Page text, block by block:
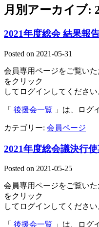
月別アーカイブ:
2021年度総会 結果報
Posted on 2021-05-31
会員専用ページをご覧いた
をクリック
してログインしてください
「 後援会一覧 」は、ログ
カテゴリー: 会員ページ
2021年度総会議決行
Posted on 2021-05-25
会員専用ページをご覧いた
をクリック
してログインしてください
「 後援会一覧 」は、ログ